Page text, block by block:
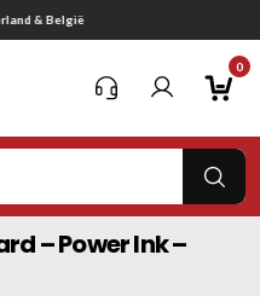
vanaf € 75,-
0
– Power Ink –